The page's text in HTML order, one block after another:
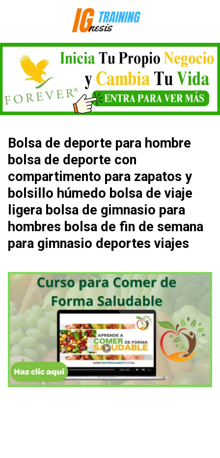
Bolsa de deporte para hombre
bolsa de deporte con
compartimento para zapatos y
bolsillo húmedo bolsa de viaje
ligera bolsa de gimnasio para
hombres bolsa de fin de semana
para gimnasio deportes viajes